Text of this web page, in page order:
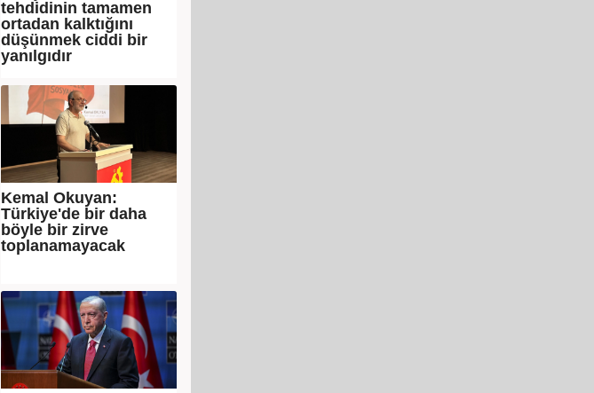
tehdidinin tamamen
ortadan kalktığını
düşünmek ciddi bir
yanılgıdır
Kemal Okuyan:
Türkiye'de bir daha
böyle bir zirve
toplanamayacak